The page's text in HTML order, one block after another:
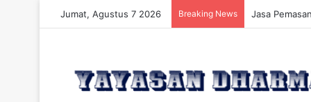
Jumat, Agustus 7 2026 Breaking News Panduan